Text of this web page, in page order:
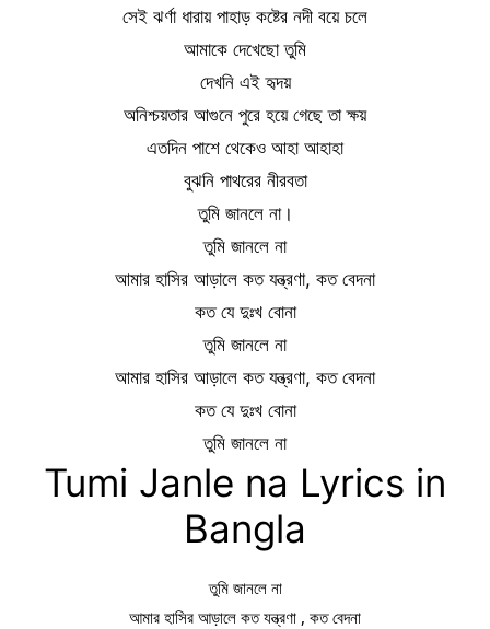
সেই ঝর্ণা ধারায় পাহাড় কষ্টের নদী বয়ে চলে
আমাকে দেখেছো তুমি
দেখনি এই হৃদয়
অনিশ্চয়তার আগুনে পুরে হয়ে গেছে তা ক্ষয়
এতদিন পাশে থেকেও আহা আহাহা
বুঝনি পাথরের নীরবতা
তুমি জানলে না।
তুমি জানলে না
আমার হাসির আড়ালে কত যন্ত্রণা, কত বেদনা
কত যে দুঃখ বোনা
তুমি জানলে না
আমার হাসির আড়ালে কত যন্ত্রণা, কত বেদনা
কত যে দুঃখ বোনা
তুমি জানলে না
Tumi Janle na Lyrics in
Bangla
তুমি জানলে না
আমার হাসির আড়ালে কত যন্ত্রণা , কত বেদনা